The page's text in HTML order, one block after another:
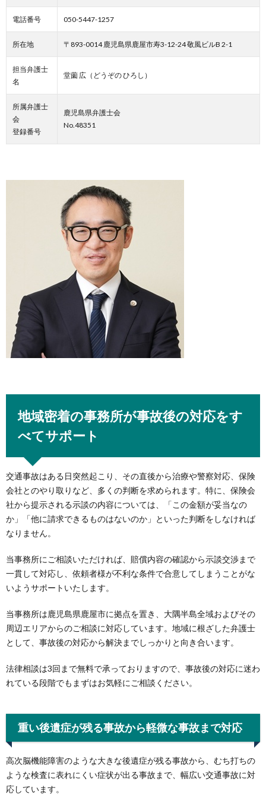
電話番号 050-5447-1257
所在地 〒893-0014 鹿児島県鹿屋市寿3-12-24 敬風ビルB 2-1
担当弁護士
名
堂薗 広（どうぞの ひろし）
所属弁護士
会
登録番号
鹿児島県弁護士会
No.48351
地域密着の事務所が事故後の対応をす
べてサポート
交通事故はある日突然起こり、その直後から治療や警察対応、保険
会社とのやり取りなど、多くの判断を求められます。特に、保険会
社から提示される示談の内容については、「この金額が妥当なの
か」「他に請求できるものはないのか」といった判断をしなければ
なりません。
当事務所にご相談いただければ、賠償内容の確認から示談交渉まで
一貫して対応し、依頼者様が不利な条件で合意してしまうことがな
いようサポートいたします。
当事務所は鹿児島県鹿屋市に拠点を置き、大隅半島全域およびその
周辺エリアからのご相談に対応しています。地域に根ざした弁護士
として、事故後の対応から解決までしっかりと向き合います。
法律相談は3回まで無料で承っておりますので、事故後の対応に迷わ
れている段階でもまずはお気軽にご相談ください。
重い後遺症が残る事故から軽微な事故まで対応
高次脳機能障害のような大きな後遺症が残る事故から、むち打ちの
ような検査に表れにくい症状が出る事故まで、幅広い交通事故に対
応しています。